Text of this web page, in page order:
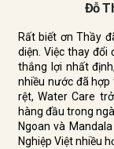
Đỗ
Rất biết ơn Thầy
diện. Việc thay đổi
thắng lợi nhất
nhiều nước đã
rệt, Water Care
hàng đầu trong
Ngoan và
Nghiệp Việt nhiều